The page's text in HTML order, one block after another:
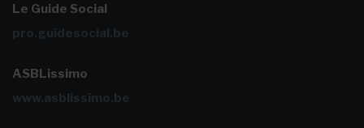
Le Guide Social
pro.guidesocial.be
ASBLissimo
www.asblissimo.be